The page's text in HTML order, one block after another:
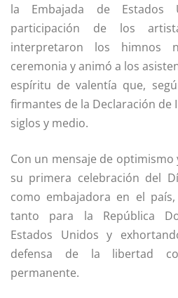
la Embajada de Estados
participación de los
interpretaron los himnos
ceremonia y animó a los
espíritu de valentía que,
firmantes de la Declaración de
siglos y medio.
Con un mensaje de
su primera celebración del
como embajadora en el
tanto para la República
Estados Unidos y
defensa de la libertad
permanente.